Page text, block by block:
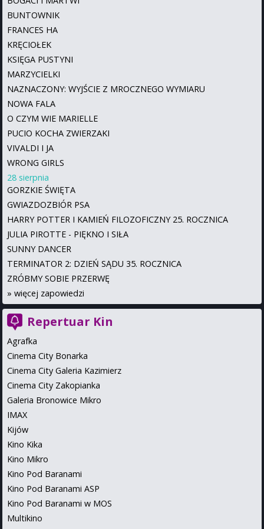
BUNTOWNIK
FRANCES HA
KRĘCIOŁEK
KSIĘGA PUSTYNI
MARZYCIELKI
NAZNACZONY: WYJŚCIE Z MROCZNEGO WYMIARU
NOWA FALA
O CZYM WIE MARIELLE
PUCIO KOCHA ZWIERZAKI
VIVALDI I JA
WRONG GIRLS
28 sierpnia
GORZKIE ŚWIĘTA
GWIAZDOZBIÓR PSA
HARRY POTTER I KAMIEŃ FILOZOFICZNY 25. ROCZNICA
JULIA PIROTTE - PIĘKNO I SIŁA
SUNNY DANCER
TERMINATOR 2: DZIEŃ SĄDU 35. ROCZNICA
ZRÓBMY SOBIE PRZERWĘ
» więcej zapowiedzi
Repertuar Kin
Agrafka
Cinema City Bonarka
Cinema City Galeria Kazimierz
Cinema City Zakopianka
Galeria Bronowice Mikro
IMAX
Kijów
Kino Kika
Kino Mikro
Kino Pod Baranami
Kino Pod Baranami ASP
Kino Pod Baranami w MOS
Multikino